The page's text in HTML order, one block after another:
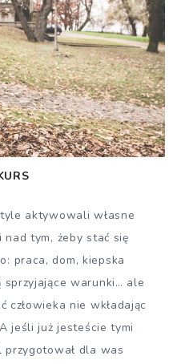
aktywowali własne
tym, żeby stać się
praca, dom, kiepska
warunki… ale
nie wkładając
jeśli już jesteście tymi
przygotował dla was